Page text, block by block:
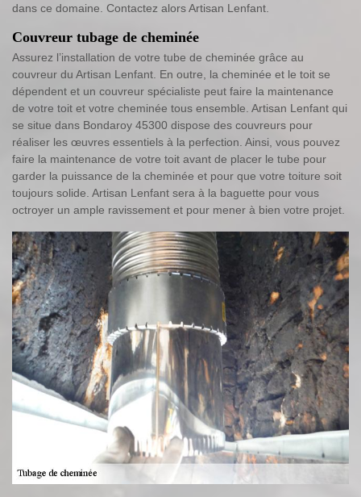
dans ce domaine. Contactez alors Artisan Lenfant.
Couvreur tubage de cheminée
Assurez l’installation de votre tube de cheminée grâce au
couvreur du Artisan Lenfant. En outre, la cheminée et le toit se
dépendent et un couvreur spécialiste peut faire la maintenance
de votre toit et votre cheminée tous ensemble. Artisan Lenfant qui
se situe dans Bondaroy 45300 dispose des couvreurs pour
réaliser les œuvres essentiels à la perfection. Ainsi, vous pouvez
faire la maintenance de votre toit avant de placer le tube pour
garder la puissance de la cheminée et pour que votre toiture soit
toujours solide. Artisan Lenfant sera à la baguette pour vous
octroyer un ample ravissement et pour mener à bien votre projet.